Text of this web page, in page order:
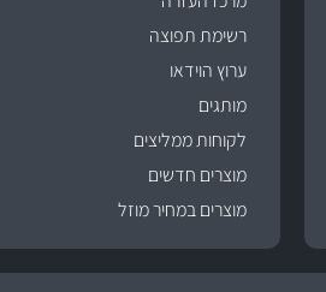
רשימת תפוצה
ערוץ הוידאו
מותגים
לקוחות ממליצים
מוצרים חדשים
מוצרים במחיר מוזל